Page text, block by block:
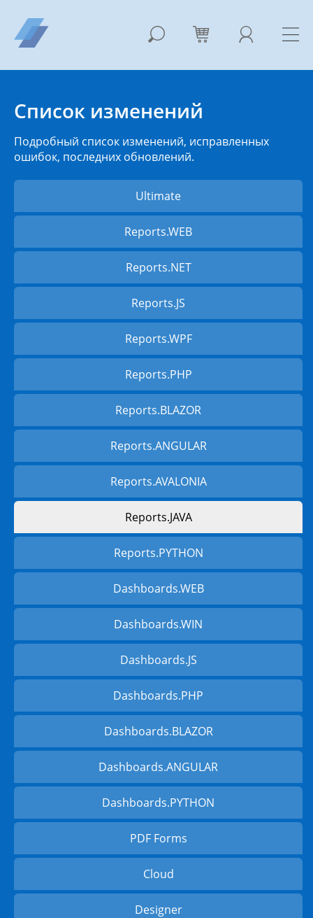
Список изменений
Подробный список изменений, исправленных
ошибок, последних обновлений.
Ultimate
Reports.WEB
Reports.NET
Reports.JS
Reports.WPF
Reports.PHP
Reports.BLAZOR
Reports.ANGULAR
Reports.AVALONIA
Reports.JAVA
Reports.PYTHON
Dashboards.WEB
Dashboards.WIN
Dashboards.JS
Dashboards.PHP
Dashboards.BLAZOR
Dashboards.ANGULAR
Dashboards.PYTHON
PDF Forms
Cloud
Designer